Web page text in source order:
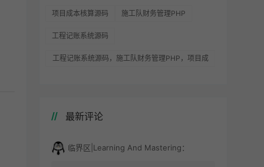
项目成本核算源码 施工队财务管理PHP
工程记账系统源码
工程记账系统源码，施工队财务管理PHP，项目成
最新评论
临界区|Learning And Mastering：